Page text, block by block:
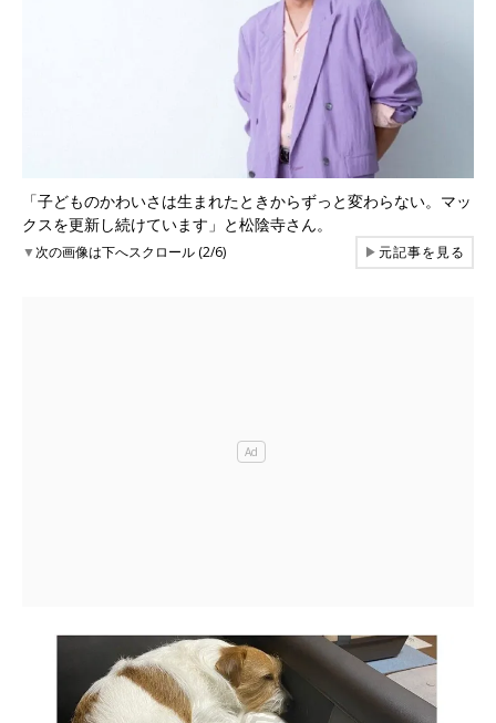
「子どものかわいさは生まれたときからずっと変わらない。マッ
クスを更新し続けています」と松陰寺さん。
▼次の画像は下へスクロール (2/6) ▶元記事を見る